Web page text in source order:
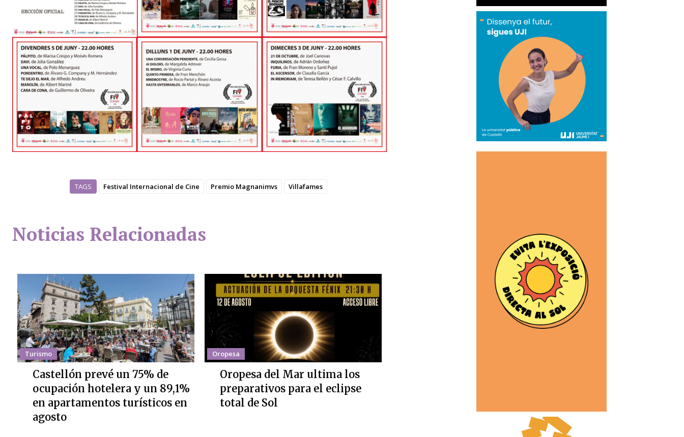
TAGS Festival Internacional de Cine Premio Magnanimvs Villafames
Noticias Relacionadas
Turismo
Castellón prevé un 75% de
ocupación hotelera y un 89,1%
en apartamentos turísticos en
agosto
Oropesa
Oropesa del Mar ultima los
preparativos para el eclipse
total de Sol